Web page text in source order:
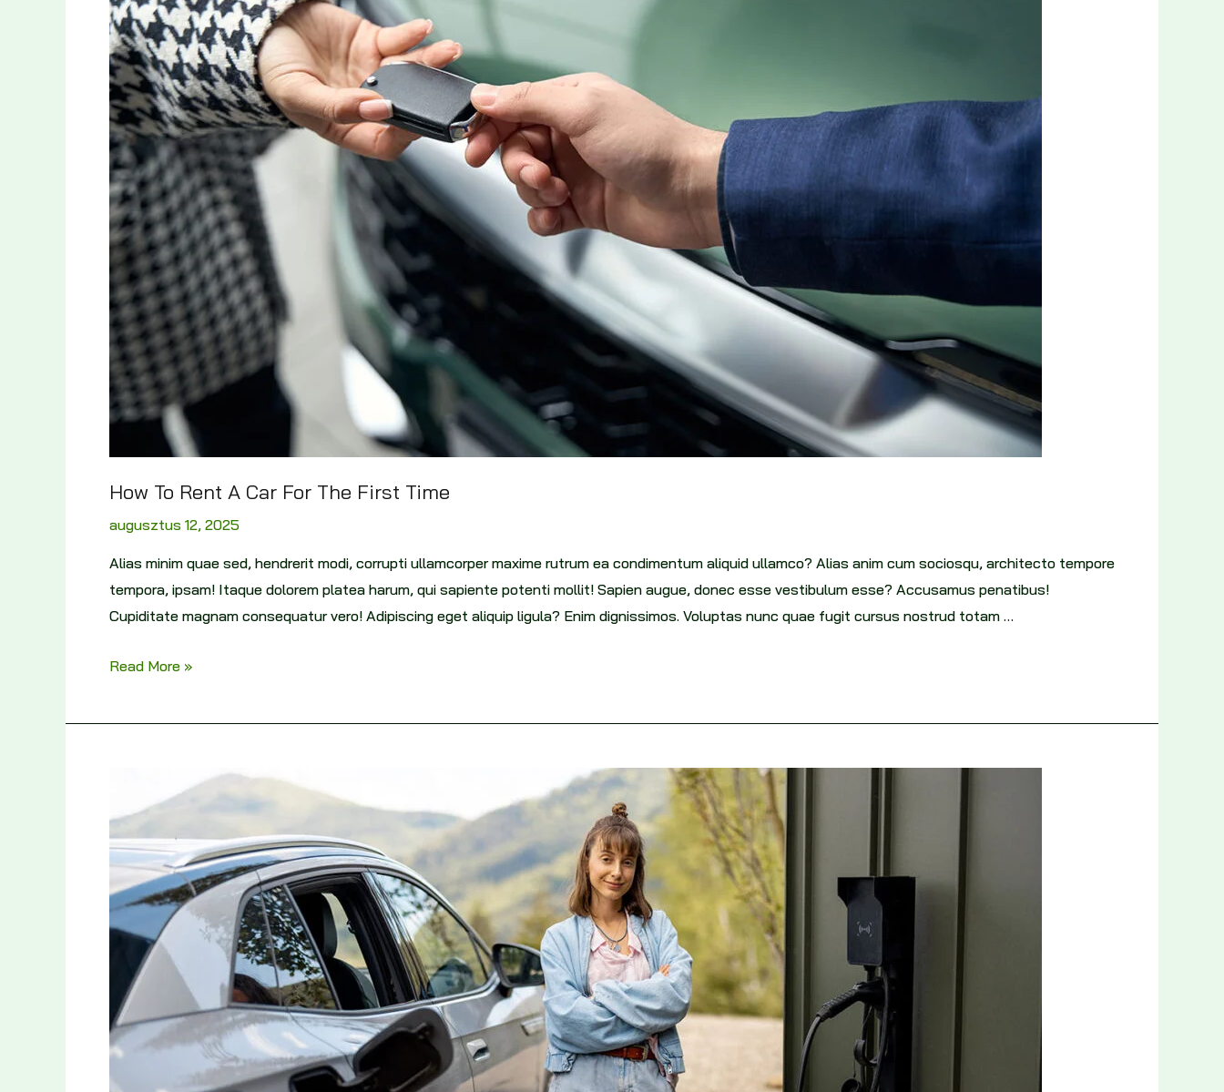
How To Rent A Car For The First Time
augusztus 12, 2025
Alias minim quae sed, hendrerit modi, corrupti ullamcorper maxime rutrum ea condimentum aliquid ullamco? Alias anim cum sociosqu, architecto tempore
tempora, ipsam! Itaque dolorem platea harum, qui sapiente potenti mollit! Sapien augue, donec esse vestibulum esse? Accusamus penatibus!
Cupiditate magnam consequatur vero! Adipiscing eget aliquip ligula? Enim dignissimos. Voluptas nunc quae fugit cursus nostrud totam …
Read More »